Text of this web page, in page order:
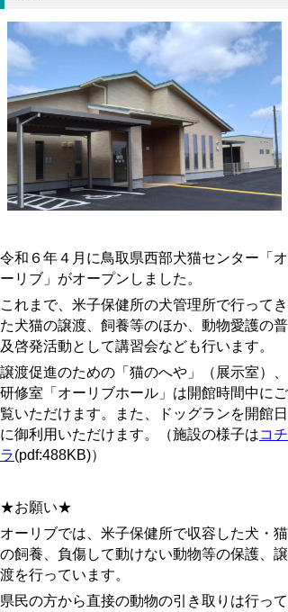
令和６年４月に鳥取県西部犬猫センター「オ
ーリブ」がオープンしました。
これまで、米子保健所の犬管理所で行ってき
た犬猫の譲渡、飼養等のほか、動物愛護の普
及啓発活動として講習会なども行います。
譲渡促進のための「猫のへや」（展示室）、
研修室「オーリブホール」は開館時間中にご
覧いただけます。また、ドッグランを開館日
に御利用いただけます。（施設の様子はコチ
ラ(pdf:488KB)）
★お願い★
オーリブでは、米子保健所で収容した犬・猫
の飼養、負傷して動けない動物等の保護、譲
渡を行っています。
県民の方から直接の動物の引き取りは行って